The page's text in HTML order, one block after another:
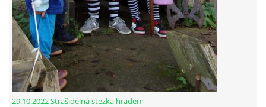
29.10.2022 Strašidelná stezka hradem